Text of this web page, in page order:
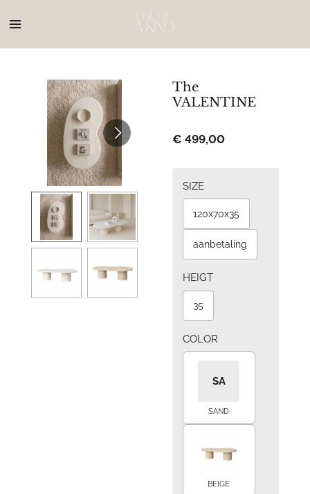
direct
The
VALENTINE
€ 499,00
SIZE
120x70x35
aanbetaling
HEIGT
35
COLOR
SA
SAND
BEIGE